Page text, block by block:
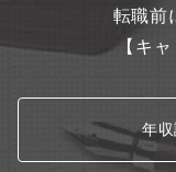
転職前
【キャ
年